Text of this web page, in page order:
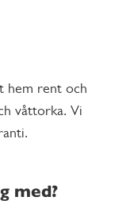
hem rent och
våttorka. Vi
med?